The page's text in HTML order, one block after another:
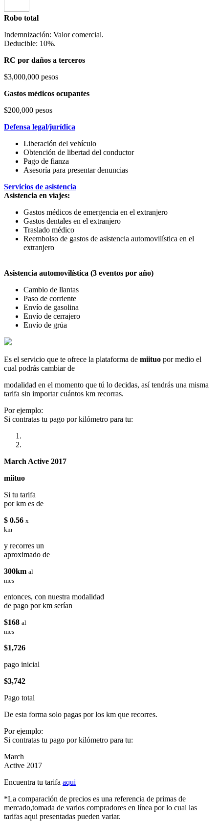
Robo total
Indemnización: Valor comercial.
Deducible: 10%.
RC por daños a terceros
$3,000,000 pesos
Gastos médicos ocupantes
$200,000 pesos
Defensa legal/jurídica
Liberación del vehículo
Obtención de libertad del conductor
Pago de fianza
Asesoría para presentar denuncias
Servicios de asistencia
Asistencia en viajes:
Gastos médicos de emergencia en el extranjero
Gastos dentales en el extranjero
Traslado médico
Reembolso de gastos de asistencia automovilística en el
extranjero
Asistencia automovilística (3 eventos por año)
Cambio de llantas
Paso de corriente
Envío de gasolina
Envío de cerrajero
Envío de grúa
Es el servicio que te ofrece la plataforma de miituo por medio el
cual podrás cambiar de
modalidad en el momento que tú lo decidas, así tendrás una misma
tarifa sin importar cuántos km recorras.
Por ejemplo:
Si contratas tu pago por kilómetro para tu:
March Active 2017
miituo
Si tu tarifa
por km es de
$ 0.56 x
km
y recorres un
aproximado de
300km al
mes
entonces, con nuestra modalidad
de pago por km serían
$168 al
mes
$1,726
pago inicial
$3,742
Pago total
De esta forma solo pagas por los km que recorres.
Por ejemplo:
Si contratas tu pago por kilómetro para tu:
March
Active 2017
Encuentra tu tarifa aqui
*La comparación de precios es una referencia de primas de
mercado,tomada de varios compradores en línea por lo cual las
tarifas aqui presentadas pueden variar.